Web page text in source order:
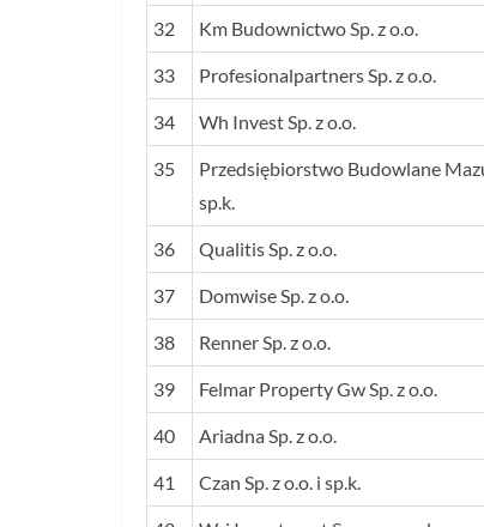
32 Km Budownictwo Sp. z o.o.
33 Profesionalpartners Sp. z o.o.
34 Wh Invest Sp. z o.o.
35
Przedsiębiorstwo Budowlane
sp.k.
36 Qualitis Sp. z o.o.
37 Domwise Sp. z o.o.
38 Renner Sp. z o.o.
39 Felmar Property Gw Sp. z o.o.
40 Ariadna Sp. z o.o.
41 Czan Sp. z o.o. i sp.k.